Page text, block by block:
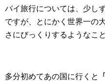
バイ旅行については、少し
ですが、とにかく世界一の
さにびっくりするようなこ
多分初めてあの国に行くと